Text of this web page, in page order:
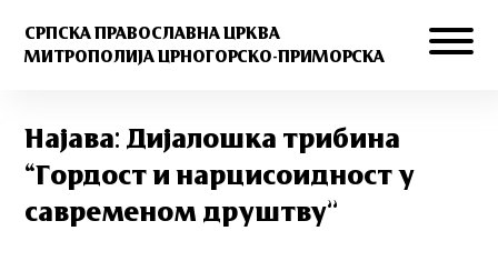
СРПСКА ПРАВОСЛАВНА ЦРКВА
МИТРОПОЛИЈА ЦРНОГОРСКО-ПРИМОРСКА
Најава: Дијалошка трибина
“Гордост и нарцисоидност у
савременом друштву”